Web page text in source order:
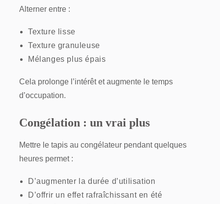
Alterner entre :
Texture lisse
Texture granuleuse
Mélanges plus épais
Cela prolonge l’intérêt et augmente le temps
d’occupation.
Congélation : un vrai plus
Mettre le tapis au congélateur pendant quelques
heures permet :
D’augmenter la durée d’utilisation
D’offrir un effet rafraîchissant en été